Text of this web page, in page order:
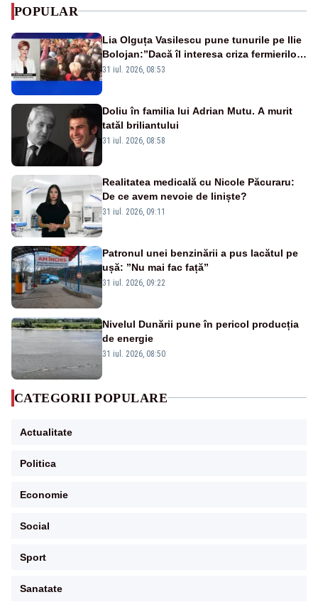
POPULAR
Lia Olguța Vasilescu pune tunurile pe Ilie
Bolojan:”Dacă îl interesa criza fermierilor
pleca din funcție”
31 iul. 2026, 08:53
Doliu în familia lui Adrian Mutu. A murit
tatăl briliantului
31 iul. 2026, 08:58
Realitatea medicală cu Nicole Păcuraru:
De ce avem nevoie de liniște?
31 iul. 2026, 09:11
Patronul unei benzinării a pus lacătul pe
ușă: ”Nu mai fac față”
31 iul. 2026, 09:22
Nivelul Dunării pune în pericol producția
de energie
31 iul. 2026, 08:50
CATEGORII POPULARE
Actualitate
Politica
Economie
Social
Sport
Sanatate